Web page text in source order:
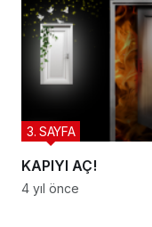
KAPIYI AÇ!
3. SAYFA
4 yıl önce